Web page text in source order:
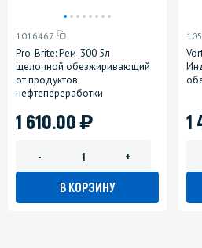
1016467
Pro-Brite: Рем-300 5л
щелочной обезжиривающий
от продуктов
нефтепереработки
1 610.00)
- +
В КОРЗИНУ
1